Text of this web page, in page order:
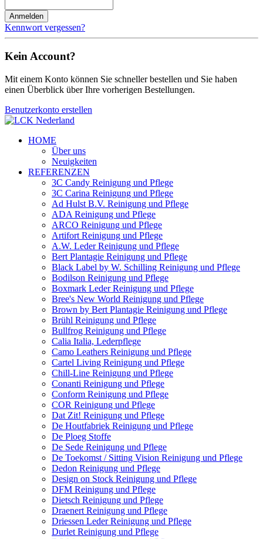
Anmelden
Kennwort vergessen?
Kein Account?
Mit einem Konto können Sie schneller bestellen und Sie haben
einen Überblick über Ihre vorherigen Bestellungen.
Benutzerkonto erstellen
HOME
Über uns
Neuigkeiten
REFERENZEN
3C Candy Reinigung und Pflege
3C Carina Reinigung und Pflege
Ad Hulst B.V. Reinigung und Pflege
ADA Reinigung und Pflege
ARCO Reinigung und Pflege
Artifort Reinigung und Pflege
A.W. Leder Reinigung und Pflege
Bert Plantagie Reinigung und Pflege
Black Label by W. Schilling Reinigung und Pflege
Bodilson Reinigung und Pflege
Boxmark Leder Reinigung und Pflege
Bree's New World Reinigung und Pflege
Brown by Bert Plantagie Reinigung und Pflege
Brühl Reinigung und Pflege
Bullfrog Reinigung und Pflege
Calia Italia, Lederpflege
Camo Leathers Reinigung und Pflege
Cartel Living Reinigung und Pflege
Chill-Line Reinigung und Pflege
Conanti Reinigung und Pflege
Conform Reinigung und Pflege
COR Reinigung und Pflege
Dat Zit! Reinigung und Pflege
De Houtfabriek Reinigung und Pflege
De Ploeg Stoffe
De Sede Reinigung und Pflege
De Toekomst / Sitting Vision Reinigung und Pflege
Dedon Reinigung und Pflege
Design on Stock Reinigung und Pflege
DFM Reinigung und Pflege
Dietsch Reinigung und Pflege
Draenert Reinigung und Pflege
Driessen Leder Reinigung und Pflege
Durlet Reinigung und Pflege